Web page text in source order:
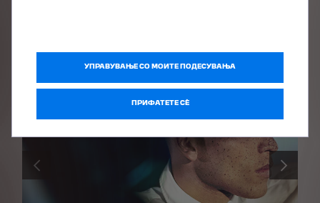
online, или во продажните салони.
PRÉCÉDENT SUIVANT
УПРАВУВАЊЕ СО МОИТЕ ПОДЕСУВАЊА
ПРИФАТЕТЕ СÈ